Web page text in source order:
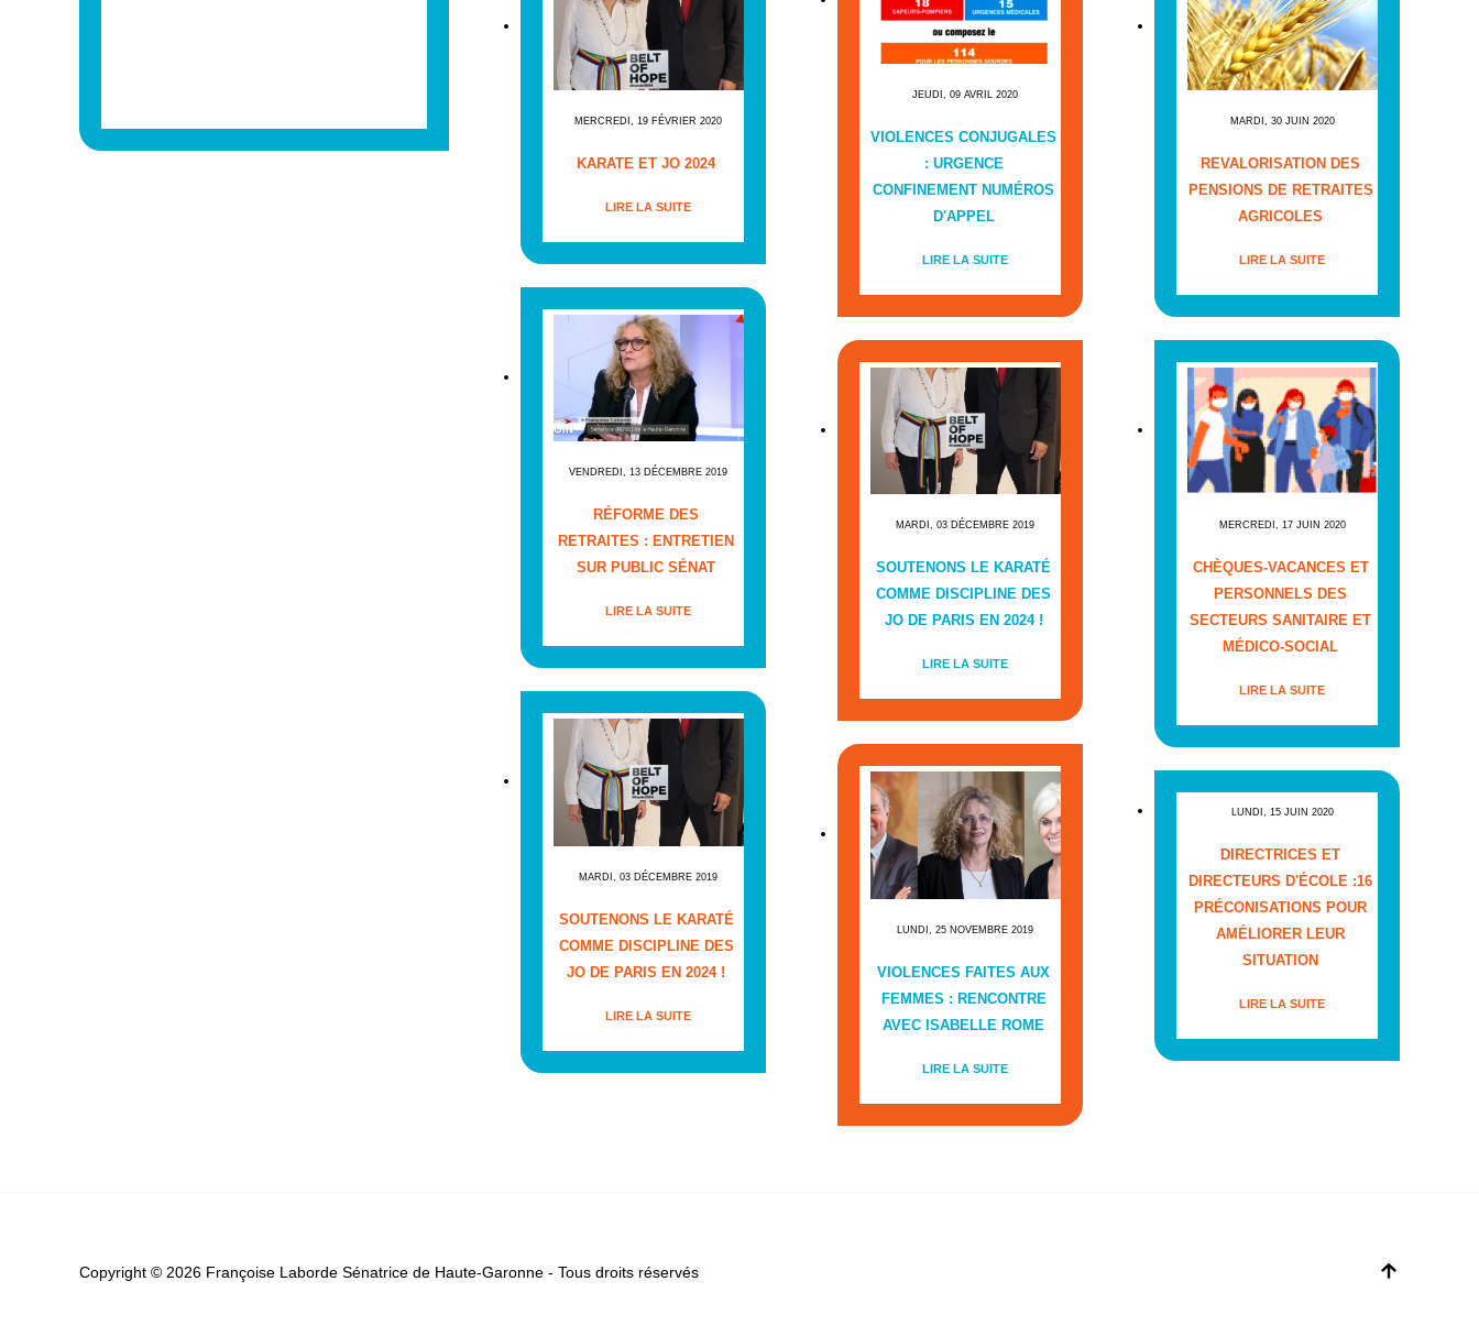
MERCREDI, 19 FÉVRIER 2020
KARATE ET JO 2024
LIRE LA SUITE
VENDREDI, 13 DÉCEMBRE 2019
RÉFORME DES
RETRAITES : ENTRETIEN
SUR PUBLIC SÉNAT
LIRE LA SUITE
MARDI, 03 DÉCEMBRE 2019
SOUTENONS LE KARATÉ
COMME DISCIPLINE DES
JO DE PARIS EN 2024 !
LIRE LA SUITE
JEUDI, 09 AVRIL 2020
VIOLENCES CONJUGALES
: URGENCE
CONFINEMENT NUMÉROS
D'APPEL
LIRE LA SUITE
MARDI, 03 DÉCEMBRE 2019
SOUTENONS LE KARATÉ
COMME DISCIPLINE DES
JO DE PARIS EN 2024 !
LIRE LA SUITE
LUNDI, 25 NOVEMBRE 2019
VIOLENCES FAITES AUX
FEMMES : RENCONTRE
AVEC ISABELLE ROME
LIRE LA SUITE
MARDI, 30 JUIN 2020
REVALORISATION DES
PENSIONS DE RETRAITES
AGRICOLES
LIRE LA SUITE
MERCREDI, 17 JUIN 2020
CHÈQUES-VACANCES ET
PERSONNELS DES
SECTEURS SANITAIRE ET
MÉDICO-SOCIAL
LIRE LA SUITE
LUNDI, 15 JUIN 2020
DIRECTRICES ET
DIRECTEURS D'ÉCOLE :16
PRÉCONISATIONS POUR
AMÉLIORER LEUR
SITUATION
LIRE LA SUITE
Copyright © 2026 Françoise Laborde Sénatrice de Haute-Garonne - Tous droits réservés